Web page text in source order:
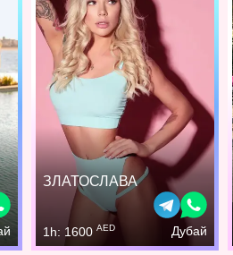
ЗЛАТОСЛАВА
1h: 1600 AED Дубай